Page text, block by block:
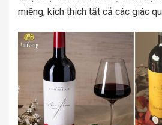
miệng, kích thích tất cả các giác